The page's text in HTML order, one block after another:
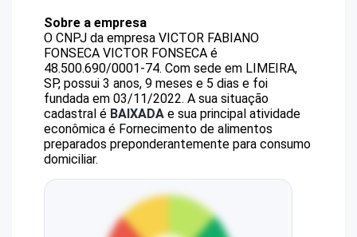
Sobre a empresa
O CNPJ da empresa VICTOR FABIANO
FONSECA VICTOR FONSECA é
48.500.690/0001-74. Com sede em LIMEIRA,
SP, possui 3 anos, 9 meses e 5 dias e foi
fundada em 03/11/2022. A sua situação
cadastral é BAIXADA e sua principal atividade
econômica é Fornecimento de alimentos
preparados preponderantemente para consumo
domiciliar.